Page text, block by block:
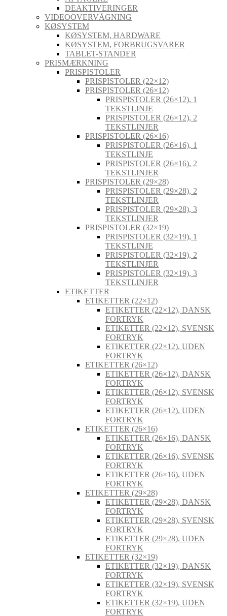
DEAKTIVERINGER
VIDEOOVERVÅGNING
KØSYSTEM
KØSYSTEM, HARDWARE
KØSYSTEM, FORBRUGSVARER
TABLET-STANDER
PRISMÆRKNING
PRISPISTOLER
PRISPISTOLER (22×12)
PRISPISTOLER (26×12)
PRISPISTOLER (26×12), 1
TEKSTLINJE
PRISPISTOLER (26×12), 2
TEKSTLINJER
PRISPISTOLER (26×16)
PRISPISTOLER (26×16), 1
TEKSTLINJE
PRISPISTOLER (26×16), 2
TEKSTLINJER
PRISPISTOLER (29×28)
PRISPISTOLER (29×28), 2
TEKSTLINJER
PRISPISTOLER (29×28), 3
TEKSTLINJER
PRISPISTOLER (32×19)
PRISPISTOLER (32×19), 1
TEKSTLINJE
PRISPISTOLER (32×19), 2
TEKSTLINJER
PRISPISTOLER (32×19), 3
TEKSTLINJER
ETIKETTER
ETIKETTER (22×12)
ETIKETTER (22×12), DANSK
FORTRYK
ETIKETTER (22×12), SVENSK
FORTRYK
ETIKETTER (22×12), UDEN
FORTRYK
ETIKETTER (26×12)
ETIKETTER (26×12), DANSK
FORTRYK
ETIKETTER (26×12), SVENSK
FORTRYK
ETIKETTER (26×12), UDEN
FORTRYK
ETIKETTER (26×16)
ETIKETTER (26×16), DANSK
FORTRYK
ETIKETTER (26×16), SVENSK
FORTRYK
ETIKETTER (26×16), UDEN
FORTRYK
ETIKETTER (29×28)
ETIKETTER (29×28), DANSK
FORTRYK
ETIKETTER (29×28), SVENSK
FORTRYK
ETIKETTER (29×28), UDEN
FORTRYK
ETIKETTER (32×19)
ETIKETTER (32×19), DANSK
FORTRYK
ETIKETTER (32×19), SVENSK
FORTRYK
ETIKETTER (32×19), UDEN
FORTRYK